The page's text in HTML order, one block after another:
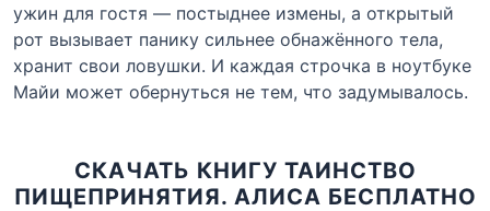
ужин для гостя — постыднее измены, а открытый
рот вызывает панику сильнее обнажённого тела,
хранит свои ловушки. И каждая строчка в ноутбуке
Майи может обернуться не тем, что задумывалось.
СКАЧАТЬ КНИГУ ТАИНСТВО
ПИЩЕПРИНЯТИЯ. АЛИСА БЕСПЛАТНО